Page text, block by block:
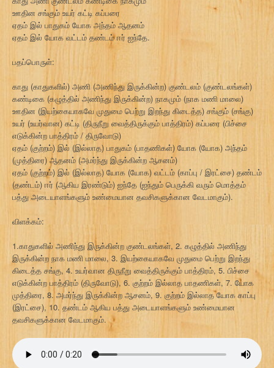
ஊதின சங்கும் உயர் கட்டி கப்பரை
ஏதம் இல் பாதுகம் யோக அந்தம் ஆதனம்
ஏதம் இல் யோக வட்டம் தண்டம் ஈர் ஐந்தே.
பதப்பொருள்:
காது (காதுகளில்) அணி (அணிந்து இருக்கின்ற) குண்டலம் (குண்டலங்கள்)
கண்டிகை (கழுத்தில் அணிந்து இருக்கின்ற) நாகமும் (நாக மணி மாலை)
ஊதின (இயற்கையாகவே முதுமை பெற்று இறந்து கிடைத்த) சங்கும் (சங்கு)
உயர் (உயர்வான) கட்டி (திருநீறு வைத்திருக்கும் பாத்திரம்) கப்பரை (பிச்சை
எடுக்கின்ற பாத்திரம் / திருவோடு)
ஏதம் (குற்றம்) இல் (இல்லாத) பாதுகம் (பாதணிகள்) யோக (யோக) அந்தம்
(முத்திரை) ஆதனம் (அமர்ந்து இருக்கின்ற ஆசனம்)
ஏதம் (குற்றம்) இல் (இல்லாத) யோக (யோக) வட்டம் (காப்பு / இரட்சை) தண்டம்
(தண்டம்) ஈர் (ஆகிய இரண்டும்) ஐந்தே (ஐந்தும் பெருக்கி வரும் மொத்தம்
பத்து அடையாளங்களும் உண்மையான தவசிகளுக்கான வேடமாகும்).
விளக்கம்:
1.காதுகளில் அணிந்து இருக்கின்ற குண்டலங்கள், 2. கழுத்தில் அணிந்து
இருக்கின்ற நாக மணி மாலை, 3. இயற்கையாகவே முதுமை பெற்று இறந்து
கிடைத்த சங்கு, 4. உயர்வான திருநீறு வைத்திருக்கும் பாத்திரம், 5. பிச்சை
எடுக்கின்ற பாத்திரம் (திருவோடு), 6. குற்றம் இல்லாத பாதணிகள், 7. யோக
முத்திரை, 8. அமர்ந்து இருக்கின்ற ஆசனம், 9. குற்றம் இல்லாத யோக காப்பு
(இரட்சை), 10. தண்டம் ஆகிய பத்து அடையாளங்களும் உண்மையான
தவசிகளுக்கான வேடமாகும்.